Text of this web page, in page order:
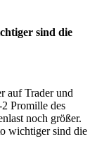
sind die
auf Trader und
Promille des
noch größer.
wichtiger sind die